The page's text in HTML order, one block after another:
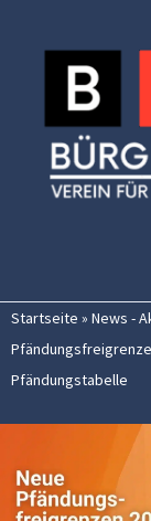
Inhalt
springen
Startseite » News -
Pfändungstabelle